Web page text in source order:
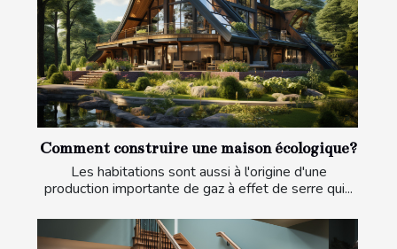
Comment construire une maison écologique?
Les habitations sont aussi à l'origine d'une
production importante de gaz à effet de serre qui...